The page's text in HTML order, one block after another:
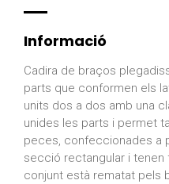
Informació
Cadira de braços
parts que conformen els
units dos a dos amb una
unides les parts i permet
peces, confeccionades a
secció rectangular i tenen
conjunt està rematat pels